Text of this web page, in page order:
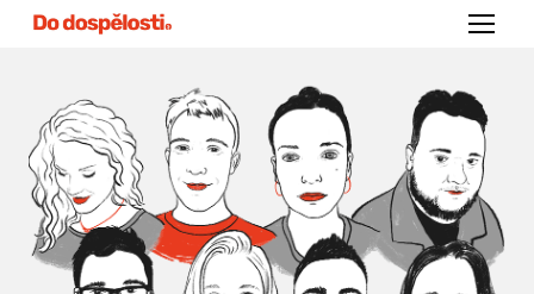
Menu